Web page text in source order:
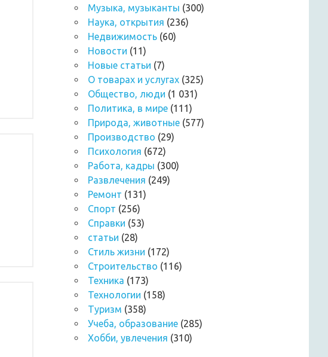
Музыка, музыканты (300)
Наука, открытия (236)
Недвижимость (60)
Новости (11)
Новые статьи (7)
О товарах и услугах (325)
Общество, люди (1 031)
Политика, в мире (111)
Природа, животные (577)
Производство (29)
Психология (672)
Работа, кадры (300)
Развлечения (249)
Ремонт (131)
Спорт (256)
Справки (53)
статьи (28)
Стиль жизни (172)
Строительство (116)
Техника (173)
Технологии (158)
Туризм (358)
Учеба, образование (285)
Хобби, увлечения (310)